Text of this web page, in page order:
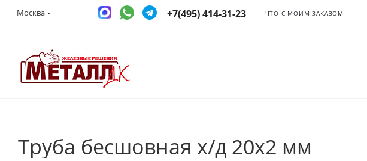
Москва +7(495) 414-31-23 ЧТО С МОИМ ЗАКАЗОМ
Труба бесшовная х/д 20х2 мм